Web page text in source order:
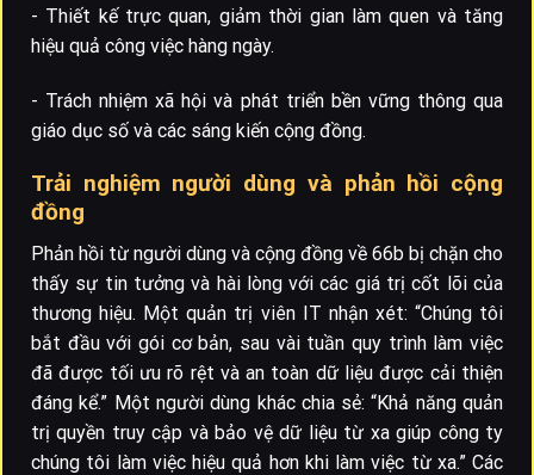
- Thiết kế trực quan, giảm thời gian làm quen và tăng
hiệu quả công việc hàng ngày.
- Trách nhiệm xã hội và phát triển bền vững thông qua
giáo dục số và các sáng kiến cộng đồng.
Trải nghiệm người dùng và phản hồi cộng
đồng
Phản hồi từ người dùng và cộng đồng về 66b bị chặn cho
thấy sự tin tưởng và hài lòng với các giá trị cốt lõi của
thương hiệu. Một quản trị viên IT nhận xét: “Chúng tôi
bắt đầu với gói cơ bản, sau vài tuần quy trình làm việc
đã được tối ưu rõ rệt và an toàn dữ liệu được cải thiện
đáng kể.” Một người dùng khác chia sẻ: “Khả năng quản
trị quyền truy cập và bảo vệ dữ liệu từ xa giúp công ty
chúng tôi làm việc hiệu quả hơn khi làm việc từ xa.” Các